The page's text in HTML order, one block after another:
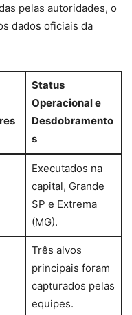
pelas autoridades, o
dados oficiais da
Status
Operacional e
Desdobramento
s
Executados na
capital, Grande
SP e Extrema
(MG).
Três alvos
principais foram
capturados pelas
equipes.